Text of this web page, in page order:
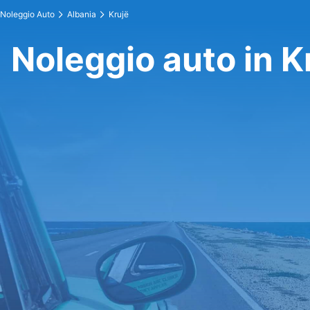
Noleggio Auto Albania Krujë
Noleggio auto in